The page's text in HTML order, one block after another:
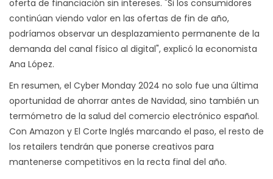
oferta de financiación sin intereses. "Si los consumidores
continúan viendo valor en las ofertas de fin de año,
podríamos observar un desplazamiento permanente de la
demanda del canal físico al digital", explicó la economista
Ana López.
En resumen, el Cyber Monday 2024 no solo fue una última
oportunidad de ahorrar antes de Navidad, sino también un
termómetro de la salud del comercio electrónico español.
Con Amazon y El Corte Inglés marcando el paso, el resto de
los retailers tendrán que ponerse creativos para
mantenerse competitivos en la recta final del año.